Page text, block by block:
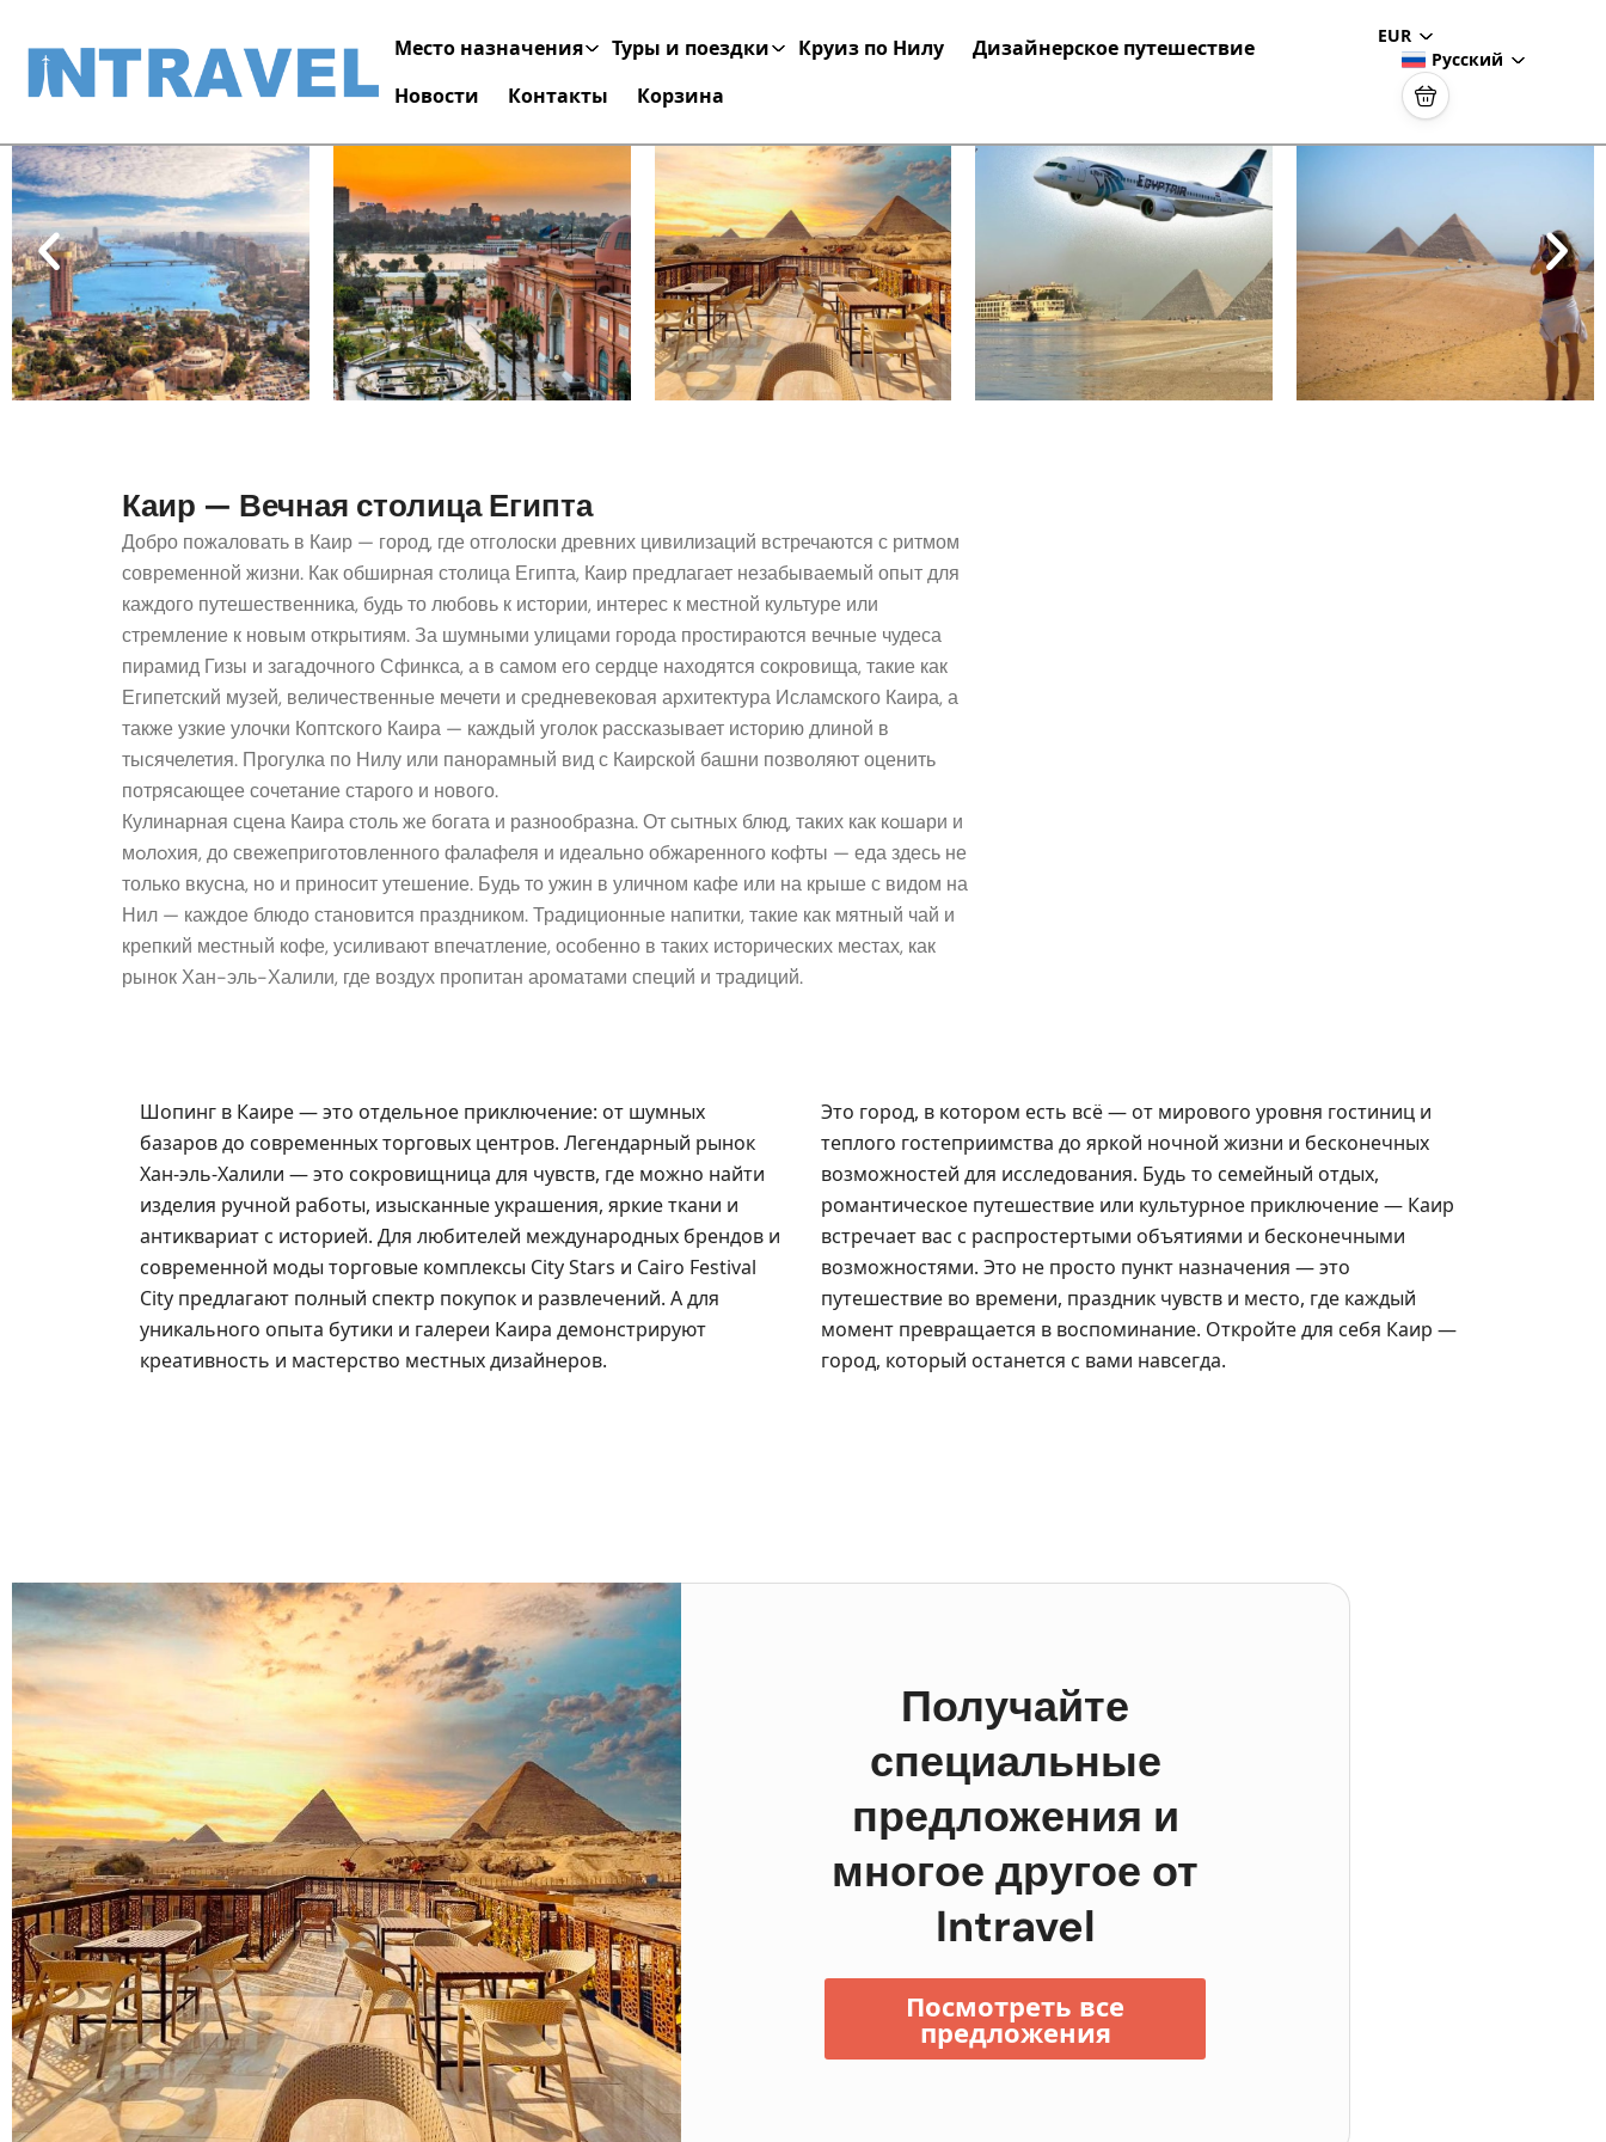
Место назначения Туры и поездки Круиз по Нилу
Дизайнерское путешествие
Новости
Контакты Корзина
EUR
Русский
Home » Каир
Каир — Вечная столица Египта
Добро пожаловать в Каир — город, где отголоски древних цивилизаций встречаются с ритмом
современной жизни. Как обширная столица Египта, Каир предлагает незабываемый опыт для
каждого путешественника, будь то любовь к истории, интерес к местной культуре или
стремление к новым открытиям. За шумными улицами города простираются вечные чудеса
пирамид Гизы и загадочного Сфинкса, а в самом его сердце находятся сокровища, такие как
Египетский музей, величественные мечети и средневековая архитектура Исламского Каира, а
также узкие улочки Коптского Каира — каждый уголок рассказывает историю длиной в
тысячелетия. Прогулка по Нилу или панорамный вид с Каирской башни позволяют оценить
потрясающее сочетание старого и нового.
Кулинарная сцена Каира столь же богата и разнообразна. От сытных блюд, таких как кoшaри и
мoлoхия, до свежеприготовленного фалафеля и идеально обжаренного кoфты — еда здесь не
только вкусна, но и приносит утешение. Будь то ужин в уличном кафе или на крыше с видом на
Нил — каждое блюдо становится праздником. Традиционные напитки, такие как мятный чай и
крепкий местный кофе, усиливают впечатление, особенно в таких исторических местах, как
рынок Хан-эль-Халили, где воздух пропитан ароматами специй и традиций.
Шопинг в Каире — это отдельное приключение: от шумных
базаров до современных торговых центров. Легендарный рынок
Хан-эль-Халили — это сокровищница для чувств, где можно найти
изделия ручной работы, изысканные украшения, яркие ткани и
антиквариат с историей. Для любителей международных брендов и
современной моды торговые комплексы City Stars и Cairo Festival
City предлагают полный спектр покупок и развлечений. А для
уникального опыта бутики и галереи Каира демонстрируют
креативность и мастерство местных дизайнеров.
Это город, в котором есть всё — от мирового уровня гостиниц и
теплого гостеприимства до яркой ночной жизни и бесконечных
возможностей для исследования. Будь то семейный отдых,
романтическое путешествие или культурное приключение — Каир
встречает вас с распростертыми объятиями и бесконечными
возможностями. Это не просто пункт назначения — это
путешествие во времени, праздник чувств и место, где каждый
момент превращается в воспоминание. Откройте для себя Каир —
город, который останется с вами навсегда.
Получайте
специальные
предложения и
многое другое от
Intravel
Посмотреть все
предложения